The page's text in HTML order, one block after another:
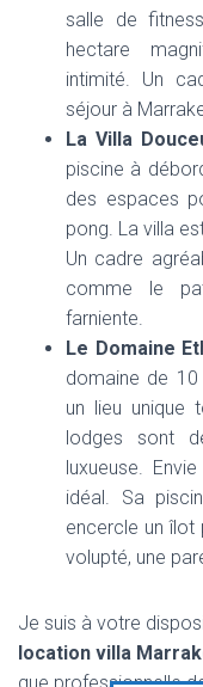
salle de
hectare
intimité. Un
séjour à
La Villa
piscine à
des espaces
pong. La villa
Un cadre
comme le
farniente.
Le Domaine
domaine de
un lieu unique
lodges sont
luxueuse.
idéal. Sa
encercle un îlot
volupté, une
Je suis à votre
location villa